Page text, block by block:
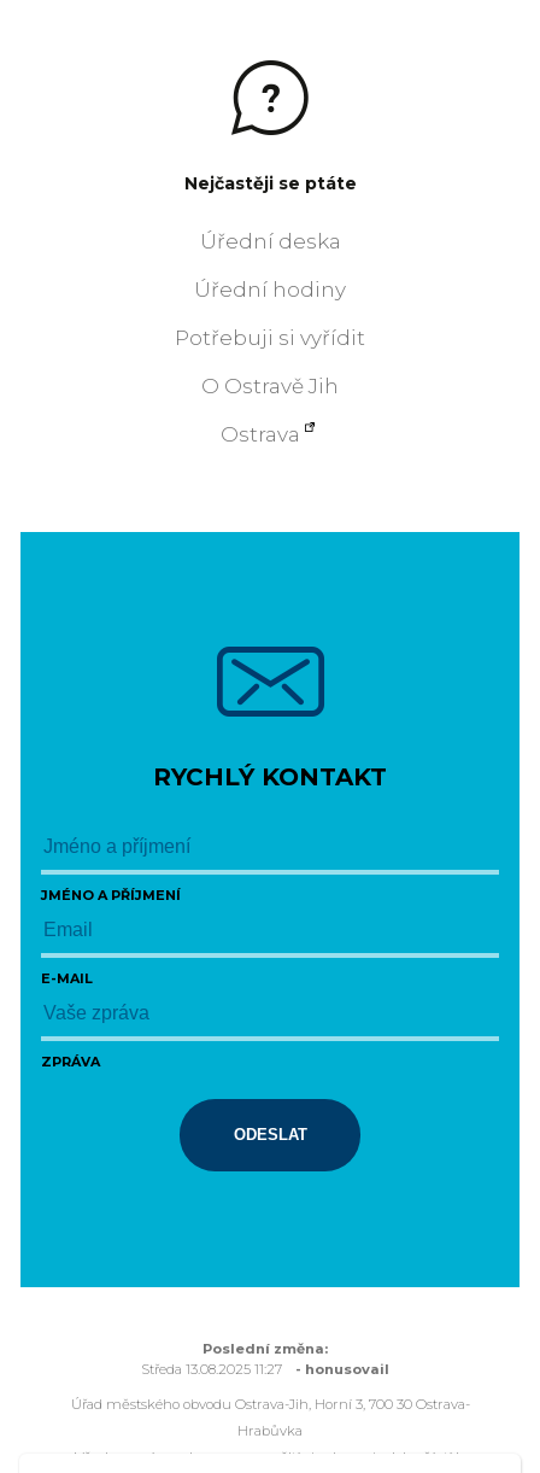
Nejčastěji se ptáte
Úřední deska
Úřední hodiny
Potřebuji si vyřídit
O Ostravě Jih
Ostrava
RYCHLÝ KONTAKT
JMÉNO A PŘÍJMENÍ
E-MAIL
ZPRÁVA
ODESLAT
Poslední změna:
Středa 13.08.2025 11:27
- honusovail
Úřad městského obvodu Ostrava-Jih, Horní 3, 700 30 Ostrava-
Hrabůvka
Všechna práva vyhrazena - použití obsahu nebo jeho částí je